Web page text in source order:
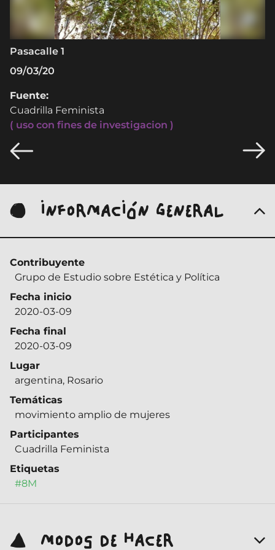
Pasacalle 1
09/03/20
Fuente:
Cuadrilla Feminista
( uso con fines de investigacion )
INFORMACIÓN GENERAL
Contribuyente
Grupo de Estudio sobre Estética y Política
Fecha inicio
2020-03-09
Fecha final
2020-03-09
Lugar
argentina, Rosario
Temáticas
movimiento amplio de mujeres
Participantes
Cuadrilla Feminista
Etiquetas
#8M
MODOS DE HACER